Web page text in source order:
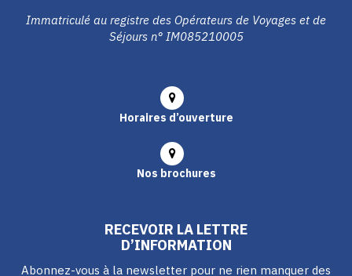
Immatriculé au registre des Opérateurs de Voyages et de
Séjours n° IM085210005
Horaires d’ouverture
Nos brochures
RECEVOIR LA LETTRE
D’INFORMATION
Abonnez-vous à la newsletter pour ne rien manquer des